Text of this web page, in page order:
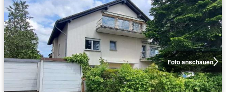
Foto anschauen